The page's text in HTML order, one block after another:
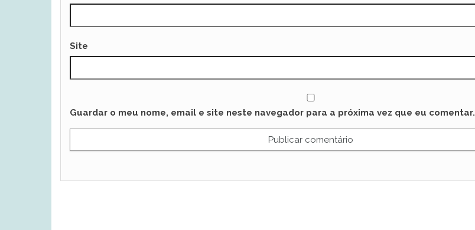
Site
Guardar o meu nome, email e site neste navegador para a próxima vez que eu comentar.